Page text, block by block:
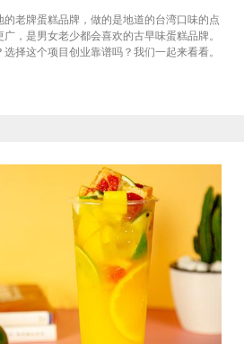
老牌蛋糕品牌，做的是地道的台湾口味的点
，是男女老少都会喜欢的古早味蛋糕品牌。
择这个项目创业靠谱吗？我们一起来看看。
加盟商去加盟传统烘焙店呢？这您就有所不